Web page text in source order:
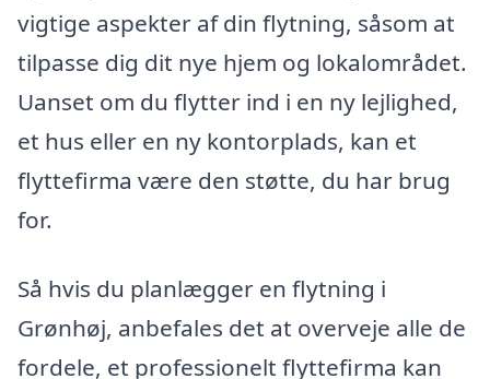
vigtige aspekter af din flytning, såsom at
tilpasse dig dit nye hjem og lokalområdet.
Uanset om du flytter ind i en ny lejlighed,
et hus eller en ny kontorplads, kan et
flyttefirma være den støtte, du har brug
for.
Så hvis du planlægger en flytning i
Grønhøj, anbefales det at overveje alle de
fordele, et professionelt flyttefirma kan